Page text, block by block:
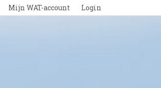
Mijn WAT-account Login